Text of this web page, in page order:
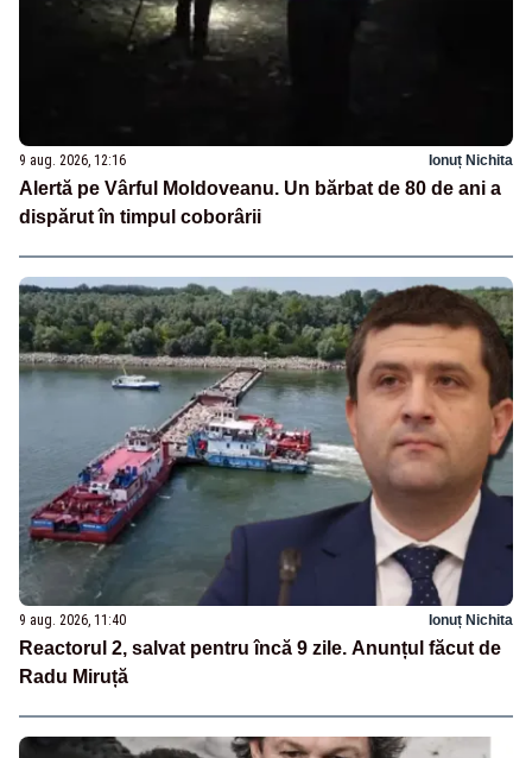
9 aug. 2026, 12:16 Ionuț Nichita
Alertă pe Vârful Moldoveanu. Un bărbat de 80 de ani a
dispărut în timpul coborârii
9 aug. 2026, 11:40 Ionuț Nichita
Reactorul 2, salvat pentru încă 9 zile. Anunțul făcut de
Radu Miruță